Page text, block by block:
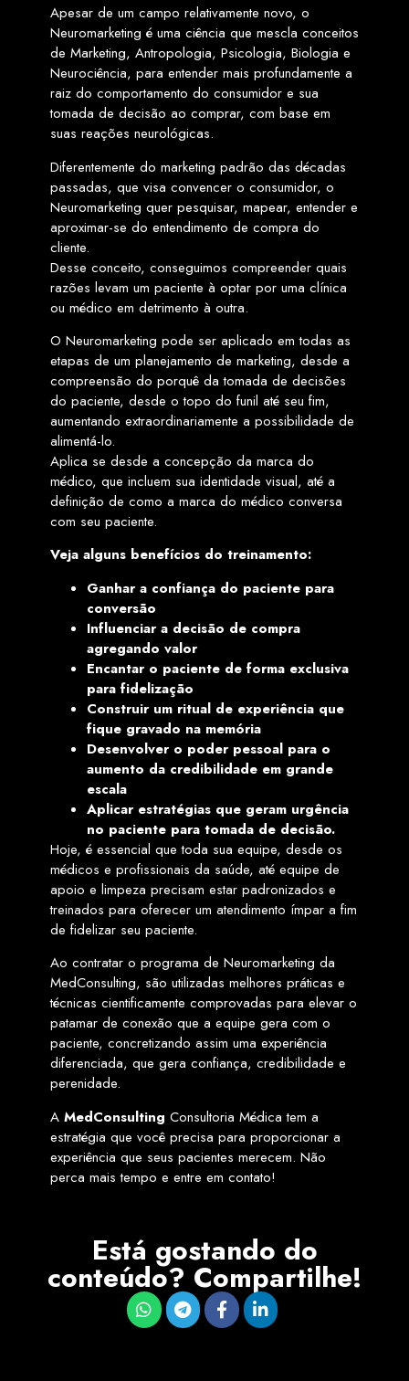
Apesar de um campo relativamente novo, o
Neuromarketing é uma ciência que mescla conceitos
de Marketing, Antropologia, Psicologia, Biologia e
Neurociência, para entender mais profundamente a
raiz do comportamento do consumidor e sua
tomada de decisão ao comprar, com base em
suas reações neurológicas.
Diferentemente do marketing padrão das décadas
passadas, que visa convencer o consumidor, o
Neuromarketing quer pesquisar, mapear, entender e
aproximar-se do entendimento de compra do
cliente.
Desse conceito, conseguimos compreender quais
razões levam um paciente à optar por uma clínica
ou médico em detrimento à outra.
O Neuromarketing pode ser aplicado em todas as
etapas de um planejamento de marketing, desde a
compreensão do porquê da tomada de decisões
do paciente, desde o topo do funil até seu fim,
aumentando extraordinariamente a possibilidade de
alimentá-lo.
Aplica se desde a concepção da marca do
médico, que incluem sua identidade visual, até a
definição de como a marca do médico conversa
com seu paciente.
Veja alguns benefícios do treinamento:
Ganhar a confiança do paciente para
conversão
Influenciar a decisão de compra
agregando valor
Encantar o paciente de forma exclusiva
para fidelização
Construir um ritual de experiência que
fique gravado na memória
Desenvolver o poder pessoal para o
aumento da credibilidade em grande
escala
Aplicar estratégias que geram urgência
no paciente para tomada de decisão.
Hoje, é essencial que toda sua equipe, desde os
médicos e profissionais da saúde, até equipe de
apoio e limpeza precisam estar padronizados e
treinados para oferecer um atendimento ímpar a fim
de fidelizar seu paciente.
Ao contratar o programa de Neuromarketing da
MedConsulting, são utilizadas melhores práticas e
técnicas cientificamente comprovadas para elevar o
patamar de conexão que a equipe gera com o
paciente, concretizando assim uma experiência
diferenciada, que gera confiança, credibilidade e
perenidade.
A MedConsulting Consultoria Médica tem a
estratégia que você precisa para proporcionar a
experiência que seus pacientes merecem. Não
perca mais tempo e entre em contato!
Está gostando do
conteúdo? Compartilhe!